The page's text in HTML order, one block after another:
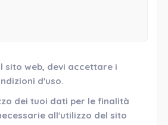
sito web, devi accettare i
d'uso.
dei tuoi dati per le finalità
all'utilizzo del sito